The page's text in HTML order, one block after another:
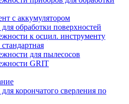
с аккумулятором
обработки поверхностей
к осцил. инструменту
для пылесосов
GRIT
корончатого сверления по